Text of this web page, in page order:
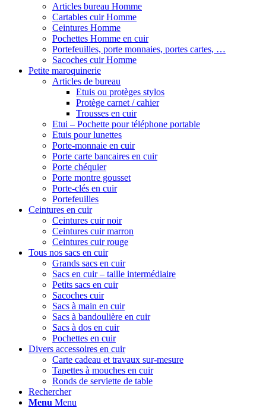
Articles bureau Homme
Cartables cuir Homme
Ceintures Homme
Pochettes Homme en cuir
Portefeuilles, porte monnaies, portes cartes, …
Sacoches cuir Homme
Petite maroquinerie
Articles de bureau
Etuis ou protèges stylos
Protège carnet / cahier
Trousses en cuir
Etui – Pochette pour téléphone portable
Etuis pour lunettes
Porte-monnaie en cuir
Porte carte bancaires en cuir
Porte chéquier
Porte montre gousset
Porte-clés en cuir
Portefeuilles
Ceintures en cuir
Ceintures cuir noir
Ceintures cuir marron
Ceintures cuir rouge
Tous nos sacs en cuir
Grands sacs en cuir
Sacs en cuir – taille intermédiaire
Petits sacs en cuir
Sacoches cuir
Sacs à main en cuir
Sacs à bandoulière en cuir
Sacs à dos en cuir
Pochettes en cuir
Divers accessoires en cuir
Carte cadeau et travaux sur-mesure
Tapettes à mouches en cuir
Ronds de serviette de table
Rechercher
Menu Menu